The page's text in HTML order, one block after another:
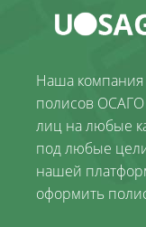
Наша
полисов
лиц на любые
под любые
нашей
оформить